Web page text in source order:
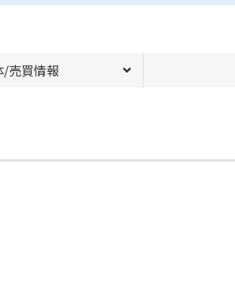
/売買情報